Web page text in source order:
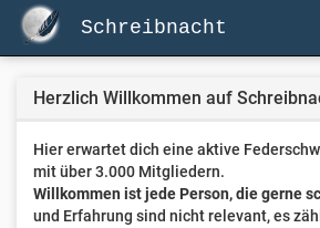
Schreibnacht
Herzlich Willkommen auf
Hier erwartet dich eine aktive
mit über 3.000 Mitgliedern.
Willkommen ist jede Person, die gerne
und Erfahrung sind nicht relevant, es